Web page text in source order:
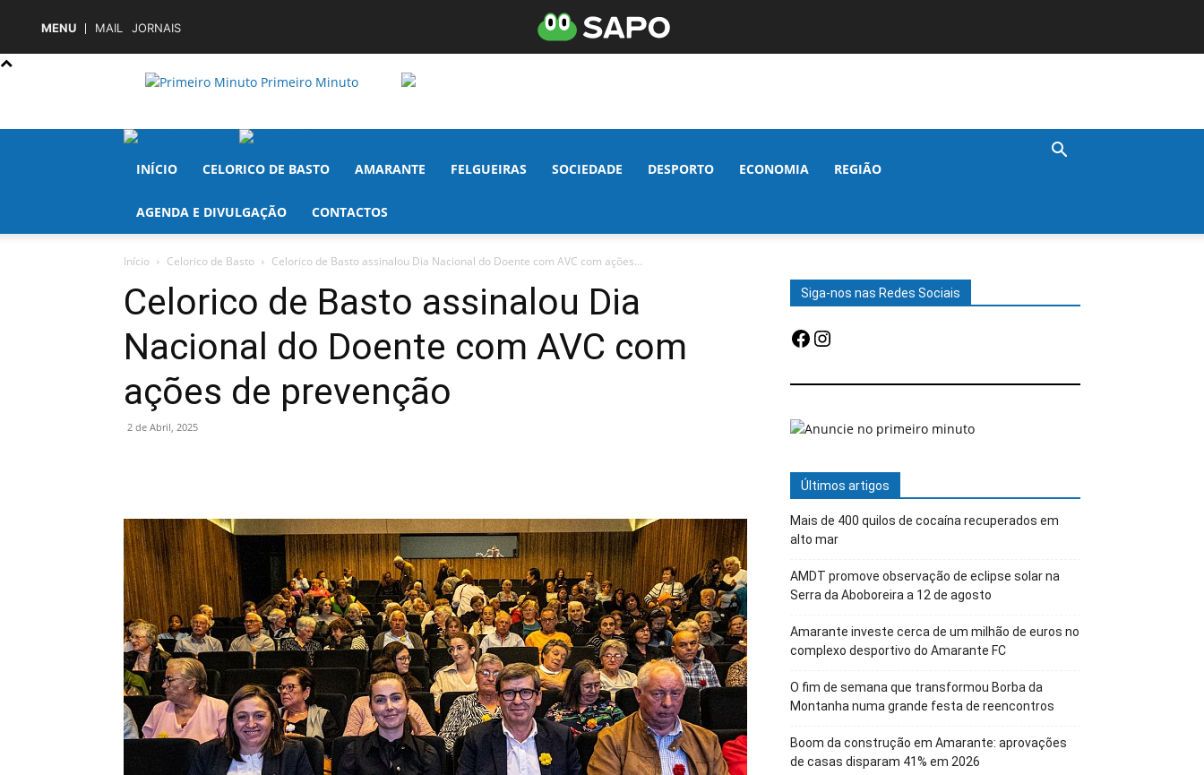
MENU MAIL JORNAIS
Primeiro Minuto
INÍCIO CELORICO DE BASTO AMARANTE FELGUEIRAS SOCIEDADE DESPORTO ECONOMIA REGIÃO
AGENDA E DIVULGAÇÃO CONTACTOS
Início Celorico de Basto Celorico de Basto assinalou Dia Nacional do Doente com AVC com ações...
Celorico de Basto assinalou Dia
Nacional do Doente com AVC com
ações de prevenção
2 de Abril, 2025
Siga-nos nas Redes Sociais
Facebook
Instagram
Últimos artigos
Mais de 400 quilos de cocaína recuperados em
alto mar
AMDT promove observação de eclipse solar na
Serra da Aboboreira a 12 de agosto
Amarante investe cerca de um milhão de euros no
complexo desportivo do Amarante FC
O fim de semana que transformou Borba da
Montanha numa grande festa de reencontros
Boom da construção em Amarante: aprovações
de casas disparam 41% em 2026